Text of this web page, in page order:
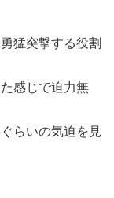
猛突撃する役割
感じで迫力無
らいの気迫を見